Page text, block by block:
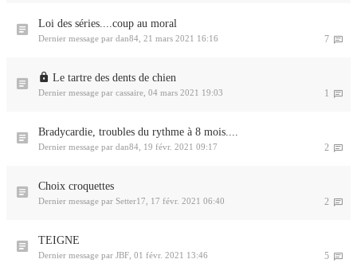
Loi des séries....coup au moral
7
Dernier message par dan84 21 mars 2021 16:16
Le tartre des dents de chien
1
Dernier message par cassaire 04 mars 2021 19:03
Bradycardie, troubles du rythme à 8 mois....
2
Dernier message par dan84 19 févr. 2021 09:17
Choix croquettes
2
Dernier message par Setter17 17 févr. 2021 06:40
TEIGNE
5
Dernier message par JBF 01 févr. 2021 13:46